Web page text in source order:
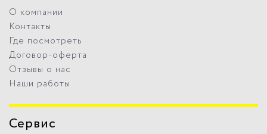
О компании
Контакты
Где посмотреть
Договор-оферта
Отзывы о нас
Наши работы
Сервис